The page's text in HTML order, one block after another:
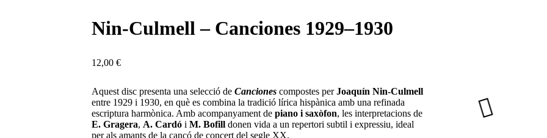
Nin-Culmell – Canciones 1929–1930
12,00 €
Aquest disc presenta una selecció de Cancionescompostes perJoaquín Nin-Culmell
entre 1929 i 1930, en què es combina la tradició lírica hispànica amb una refinada
escriptura harmònica. Amb acompanyament de piano i saxòfon, les interpretacions de
E. Gragera, A. Cardói M. Bofilldonen vida a un repertori subtil i expressiu, ideal
per als amants de la cançó de concert del segle XX.